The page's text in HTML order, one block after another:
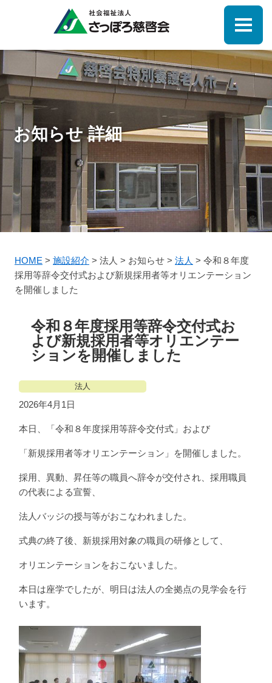
お知らせ 詳細
HOME > 施設紹介 > 法人 > お知らせ > 法人 > 令和８年度
採用等辞令交付式および新規採用者等オリエンテーション
を開催しました
令和８年度採用等辞令交付式お
よび新規採用者等オリエンテー
ションを開催しました
法人
2026年4月1日
本日、「令和８年度採用等辞令交付式」および
「新規採用者等オリエンテーション」を開催しました。
採用、異動、昇任等の職員へ辞令が交付され、採用職員
の代表による宣誓、
法人バッジの授与等がおこなわれました。
式典の終了後、新規採用対象の職員の研修として、
オリエンテーションをおこないました。
本日は座学でしたが、明日は法人の全拠点の見学会を行
います。